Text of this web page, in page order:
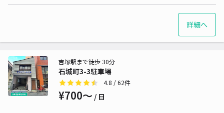
詳細へ
石城町3-3駐車場
吉塚駅まで徒歩 30分
4.8 / 62件
¥700〜 / 日